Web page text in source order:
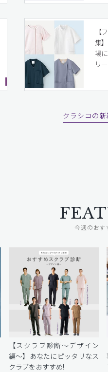
【
集
場
リ
クラシコの
今週のおす
【スクラブ診断〜デザイン
編〜】あなたにピッタリなス
クラブをおすすめ!